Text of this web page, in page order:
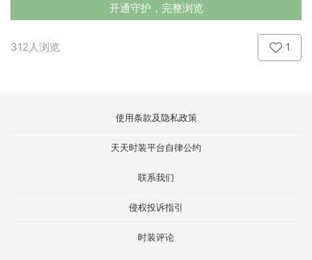
开通守护，完整浏览
312人浏览 1
使用条款及隐私政策
天天时装平台自律公约
联系我们
侵权投诉指引
时装评论